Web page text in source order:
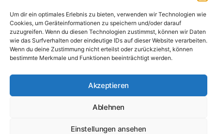
Um dir ein optimales Erlebnis zu bieten, verwenden wir Technologien wie
Cookies, um Geräteinformationen zu speichern und/oder darauf
zuzugreifen. Wenn du diesen Technologien zustimmst, können wir Daten
wie das Surfverhalten oder eindeutige IDs auf dieser Website verarbeiten.
Wenn du deine Zustimmung nicht erteilst oder zurückziehst, können
bestimmte Merkmale und Funktionen beeinträchtigt werden.
Akzeptieren
Ablehnen
Einstellungen ansehen
Die Logistikbranche befindet sich in einem
tiefgreifenden Wandel, der sämtliche…
logistikbranche.net 16. Januar 2026
Logistikbranche.net
Datenschutz